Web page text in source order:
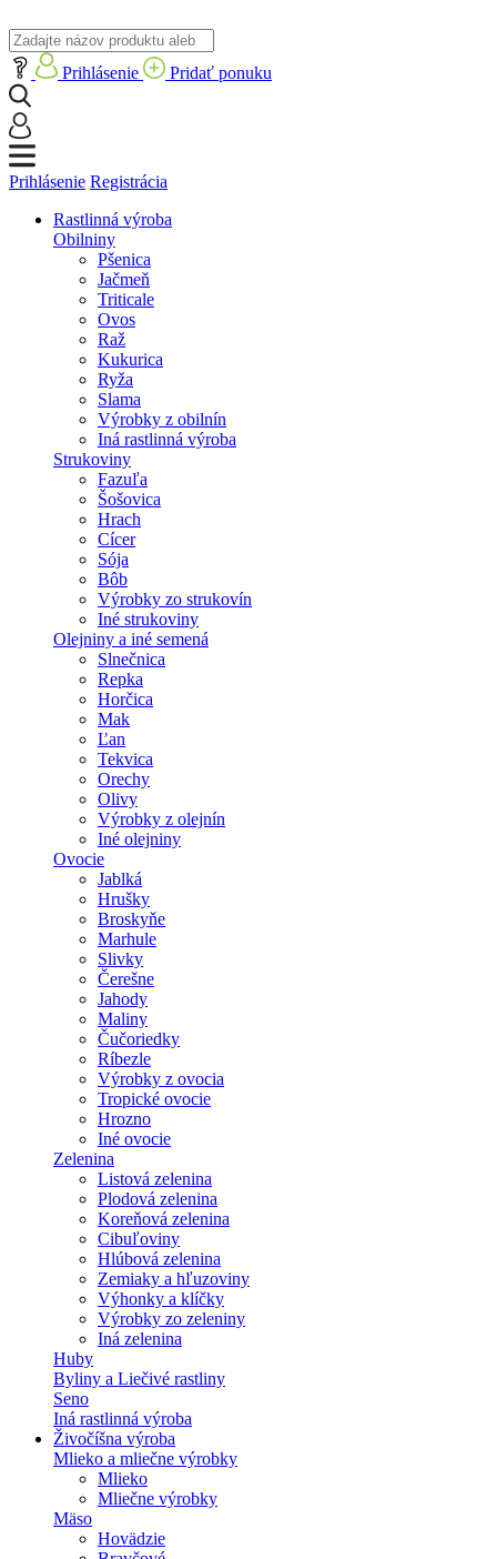
Prihlásenie Pridať ponuku
Prihlásenie Registrácia
Rastlinná výroba
Obilniny
Pšenica
Jačmeň
Triticale
Ovos
Raž
Kukurica
Ryža
Slama
Výrobky z obilnín
Iná rastlinná výroba
Strukoviny
Fazuľa
Šošovica
Hrach
Cícer
Sója
Bôb
Výrobky zo strukovín
Iné strukoviny
Olejniny a iné semená
Slnečnica
Repka
Horčica
Mak
Ľan
Tekvica
Orechy
Olivy
Výrobky z olejnín
Iné olejniny
Ovocie
Jablká
Hrušky
Broskyňe
Marhule
Slivky
Čerešne
Jahody
Maliny
Čučoriedky
Ríbezle
Výrobky z ovocia
Tropické ovocie
Hrozno
Iné ovocie
Zelenina
Listová zelenina
Plodová zelenina
Koreňová zelenina
Cibuľoviny
Hlúbová zelenina
Zemiaky a hľuzoviny
Výhonky a klíčky
Výrobky zo zeleniny
Iná zelenina
Huby
Byliny a Liečivé rastliny
Seno
Iná rastlinná výroba
Živočíšna výroba
Mlieko a mliečne výrobky
Mlieko
Mliečne výrobky
Mäso
Hovädzie